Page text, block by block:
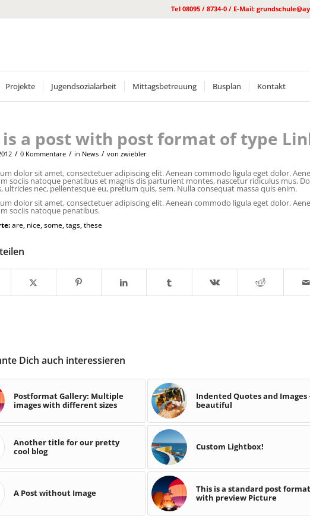
Tel 08095 / 8734-0 / E-Mail:
Projekte Jugendsozialarbeit Mittagsbetreuung Busplan Kontakt
is a post with post format of type
/ 0 Kommentare / in News / von zwiebler
dolor sit amet, consectetuer adipiscing elit. Aenean commodo ligula eget dolor.
sociis natoque penatibus et magnis dis parturient montes, nascetur ridiculus mus.
ultricies nec, pellentesque eu, pretium quis, sem. Nulla consequat massa quis enim.
dolor sit amet, consectetuer adipiscing elit. Aenean commodo ligula eget dolor.
sociis natoque penatibus.
are, nice, some, tags, these
Dich auch interessieren
Postformat Gallery: Multiple
images with different sizes
Indented Quotes and Images
beautiful
Another title for our pretty
cool blog
Custom Lightbox!
A Post without Image
This is a standard post format
with preview Picture